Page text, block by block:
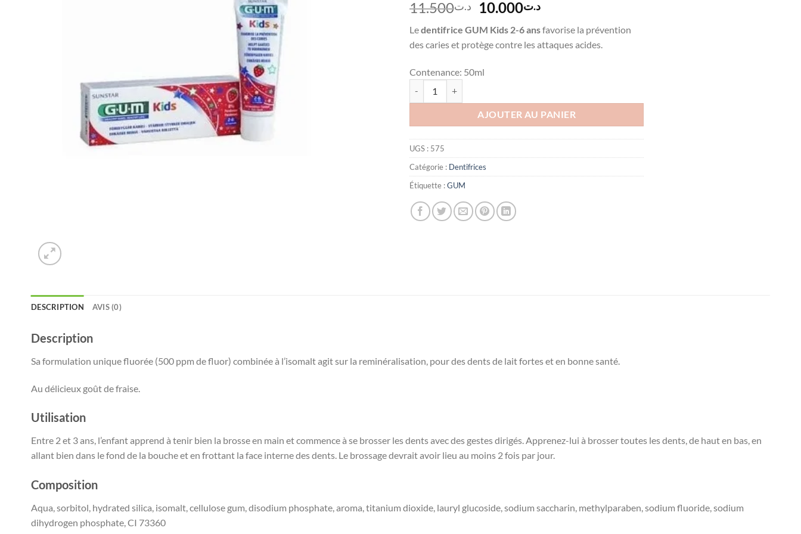
د.ت11.500
Le
initial
était :
د.ت10.000
Le
actuel
est :
Ledentifrice GUM Kids 2-6 ansfavorise la prévention
des caries et protège contre les attaques acides.
Contenance: 50ml
AJOUTER AU PANIER
UGS : 575
Catégorie : Dentifrices
Étiquette :GUM
DESCRIPTION AVIS (0)
Description
Sa formulation unique fluorée (500 ppm de fluor) combinée à l’isomalt agit sur la reminéralisation, pour des dents de lait fortes et en bonne santé.
Au délicieux goût de fraise.
Utilisation
Entre 2 et 3 ans, l’enfant apprend à tenir bien la brosse en main et commence à se brosser les dents avec des gestes dirigés. Apprenez-lui à brosser toutes les dents, de haut en bas, en
allant bien dans le fond de la bouche et en frottant la face interne des dents. Le brossage devrait avoir lieu au moins 2 fois par jour.
Composition
Aqua, sorbitol, hydrated silica, isomalt, cellulose gum, disodium phosphate, aroma, titanium dioxide, lauryl glucoside, sodium saccharin, methylparaben, sodium fluoride, sodium
dihydrogen phosphate, CI 73360